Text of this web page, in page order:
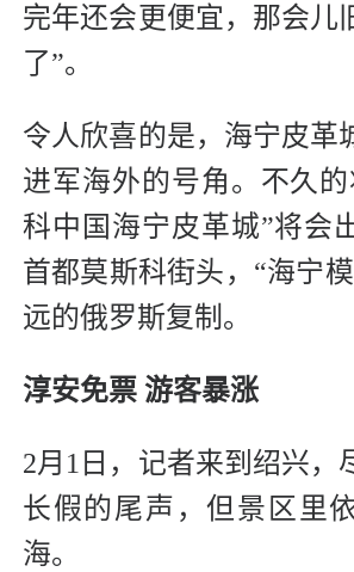
完年还会更便宜，那会儿
了”。
令人欣喜的是，海宁皮革
进军海外的号角。不久
科中国海宁皮革城”将会
首都莫斯科街头，“海宁
远的俄罗斯复制。
淳安免票 游客暴涨
2月1日，记者来到绍兴，
长假的尾声，但景区里
海。